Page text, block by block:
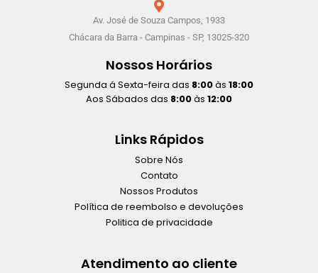
Av. José de Souza Campos, 1933
Chácara da Barra - Campinas - SP, 13025-320
Nossos Horários
Segunda á Sexta-feira das 8:00às 18:00
Aos Sábados das 8:00às 12:00
Links Rápidos
Sobre Nós
Contato
Nossos Produtos
Política de reembolso e devoluções
Politica de privacidade
Atendimento ao cliente